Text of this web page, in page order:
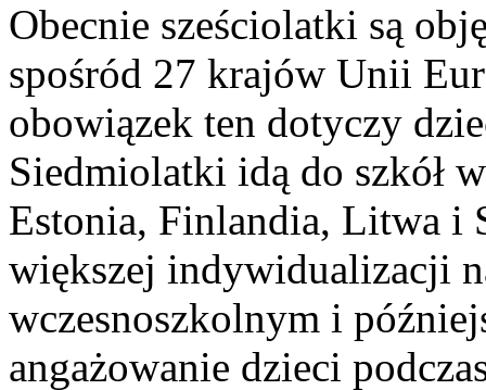
Obecnie sześciolatki są
spośród 27 krajów Unii
obowiązek ten dotyczy
Siedmiolatki idą do szkół
Estonia, Finlandia, Litwa i
większej indywidualizacji
wczesnoszkolnym i
angażowanie dzieci